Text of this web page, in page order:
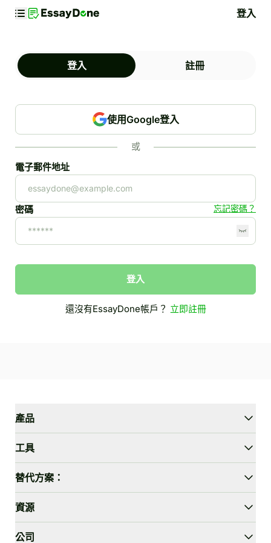
登入
登入 註冊
使用Google登入
或
電子郵件地址
密碼 忘記密碼？
登入
還沒有EssayDone帳戶？ 立即註冊
產品
人性化工具
工具
AI翻譯
繞過GPTZero
替代方案：
Undetectable.ai
資源
公司